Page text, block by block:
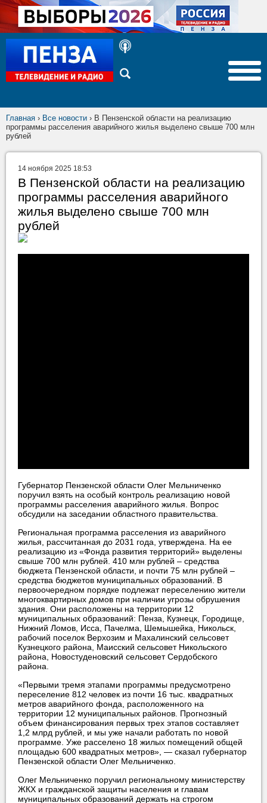
Главная › Все новости › В Пензенской области на реализацию
программы расселения аварийного жилья выделено свыше 700 млн
рублей
14 ноября 2025 18:53
В Пензенской области на реализацию
программы расселения аварийного
жилья выделено свыше 700 млн
рублей
Губернатор Пензенской области Олег Мельниченко
поручил взять на особый контроль реализацию новой
программы расселения аварийного жилья. Вопрос
обсудили на заседании областного правительства.
Региональная программа расселения из аварийного
жилья, рассчитанная до 2031 года, утверждена. На ее
реализацию из «Фонда развития территорий» выделены
свыше 700 млн рублей. 410 млн рублей – средства
бюджета Пензенской области, и почти 75 млн рублей –
средства бюджетов муниципальных образований. В
первоочередном порядке подлежат переселению жители
многоквартирных домов при наличии угрозы обрушения
здания. Они расположены на территории 12
муниципальных образований: Пенза, Кузнецк, Городище,
Нижний Ломов, Исса, Пачелма, Шемышейка, Никольск,
рабочий поселок Верхозим и Махалинский сельсовет
Кузнецкого района, Маисский сельсовет Никольского
района, Новостуденовский сельсовет Сердобского
района.
«Первыми тремя этапами программы предусмотрено
переселение 812 человек из почти 16 тыс. квадратных
метров аварийного фонда, расположенного на
территории 12 муниципальных районов. Прогнозный
объем финансирования первых трех этапов составляет
1,2 млрд рублей, и мы уже начали работать по новой
программе. Уже расселено 18 жилых помещений общей
площадью 600 квадратных метров», — сказал губернатор
Пензенской области Олег Мельниченко.
Олег Мельниченко поручил региональному министерству
ЖКХ и гражданской защиты населения и главам
муниципальных образований держать на строгом